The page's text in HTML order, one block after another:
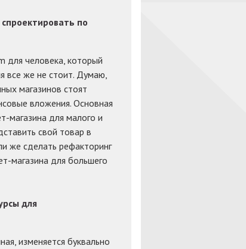
по
для человека, который
все же не стоит. Думаю,
магазинов стоят
вложения. Основная
магазина для малого и
свой товар в
же сделать рефакторинг
магазина для большего
для
изменяется буквально